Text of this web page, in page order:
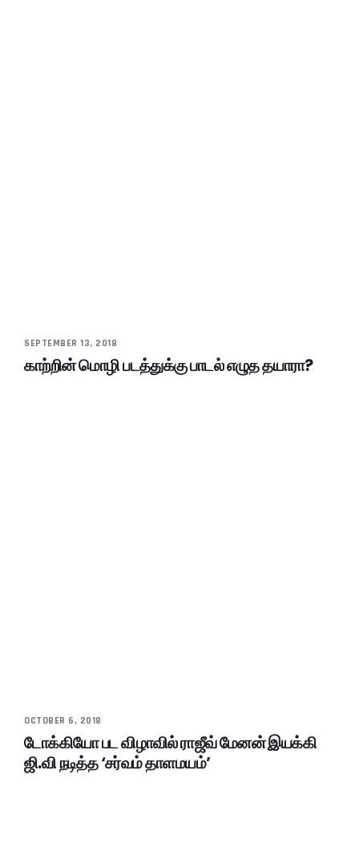
SEPTEMBER 13, 2018
காற்றின் மொழி படத்துக்கு பாடல் எழுத தயாரா?
OCTOBER 6, 2018
டோக்கியோ பட விழாவில் ராஜீவ் மேனன் இயக்கி
ஜி.வி நடித்த ‘சர்வம் தாளமயம்’